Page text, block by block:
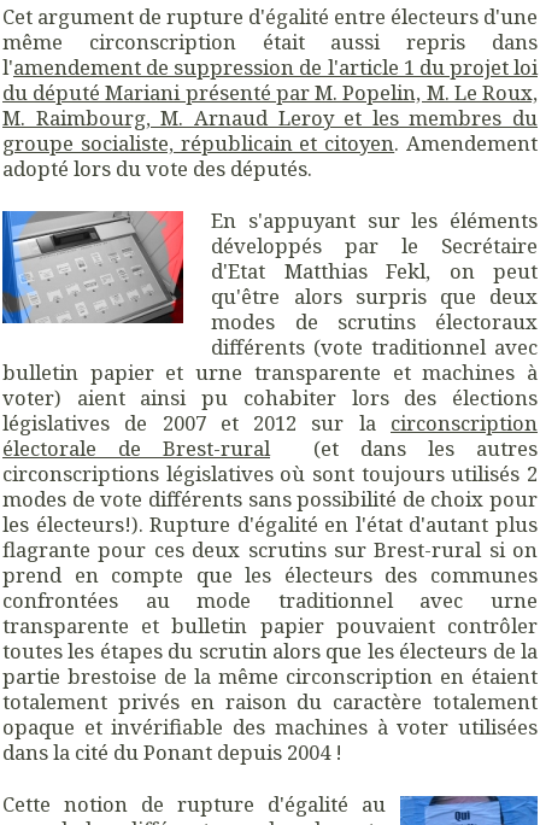
Cet argument de rupture d'égalité entre électeurs d'une
même circonscription était aussi repris dans
l'amendement de suppression de l'article 1 du projet loi
du député Mariani présenté par M. Popelin, M. Le Roux,
M. Raimbourg, M. Arnaud Leroy et les membres du
groupe socialiste, républicain et citoyen. Amendement
adopté lors du vote des députés.
En s'appuyant sur les éléments
développés par le Secrétaire
d'Etat Matthias Fekl, on peut
qu'être alors surpris que deux
modes de scrutins électoraux
différents (vote traditionnel avec
bulletin papier et urne transparente et machines à
voter) aient ainsi pu cohabiter lors des élections
législatives de 2007 et 2012 sur la circonscription
électorale de Brest-rural(et dans les autres
circonscriptions législatives où sont toujours utilisés 2
modes de vote différents sans possibilité de choix pour
les électeurs!). Rupture d'égalité en l'état d'autant plus
flagrante pour ces deux scrutins sur Brest-rural si on
prend en compte que les électeurs des communes
confrontées au mode traditionnel avec urne
transparente et bulletin papier pouvaient contrôler
toutes les étapes du scrutin alors que les électeurs de la
partie brestoise de la même circonscription en étaient
totalement privés en raison du caractère totalement
opaque et invérifiable des machines à voter utilisées
dans la cité du Ponant depuis 2004 !
Cette notion de rupture d'égalité au